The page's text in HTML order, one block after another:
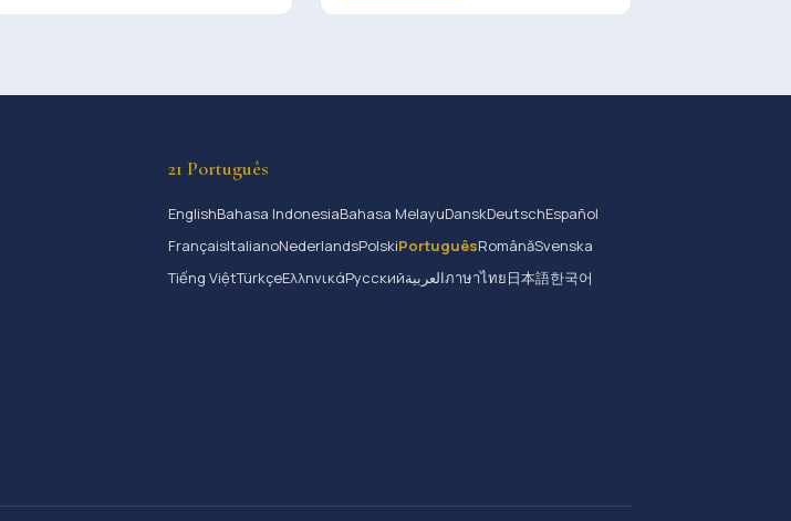
21 Português
EnglishBahasa IndonesiaBahasa MelayuDanskDeutschEspañol
FrançaisItalianoNederlandsPolskiPortuguêsRomânăSvenska
Tiếng ViệtTürkçeΕλληνικάРусскийالعربيةภาษาไทย日本語한국어